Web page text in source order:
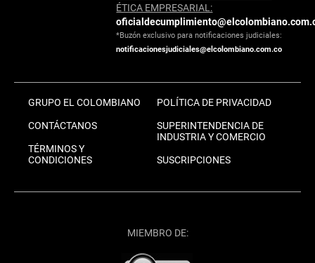
ÉTICA EMPRESARIAL:
*Buzón exclusivo para notificaciones judiciales:
notificacionesjudiciales@elcolombiano.com.co
GRUPO EL COLOMBIANO
CONTÁCTANOS
TÉRMINOS Y
CONDICIONES
POLÍTICA DE PRIVACIDAD
SUPERINTENDENCIA DE
INDUSTRIA Y COMERCIO
SUSCRIPCIONES
MIEMBRO DE: